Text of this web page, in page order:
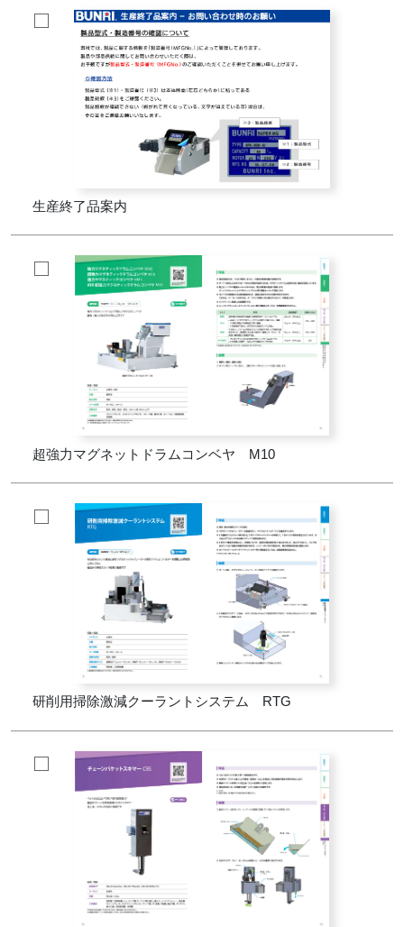
生産終了品案内
超強力マグネットドラムコンベヤ M10
研削用掃除激減クーラントシステム RTG